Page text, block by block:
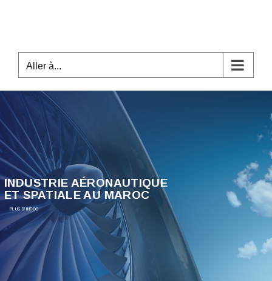
Aller à...
INDUSTRIE AÉRONAUTIQUE
ET SPATIALE AU MAROC
PLUS D'INFOS